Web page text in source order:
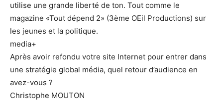
utilise une grande liberté de ton. Tout comme le
magazine «Tout dépend 2» (3ème OEil Productions) sur
les jeunes et la politique.
media+
Après avoir refondu votre site Internet pour entrer dans
une stratégie global média, quel retour d’audience en
avez-vous ?
Christophe MOUTON